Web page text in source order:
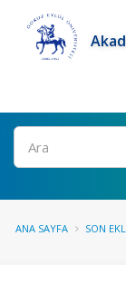
Ara
ANA SAYFA SON